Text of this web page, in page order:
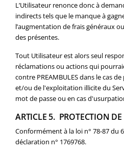
L’Utilisateur renonce donc à
indirects tels que le manque à
l’augmentation de frais généraux
des présentes.
Tout Utilisateur est alors seul
réclamations ou actions qui
contre PREAMBULES dans le cas
et/ou de l'exploitation illicite du
mot de passe ou en cas
ARTICLE 5. PROTECTION
Conformément à la loi n° 78-87 du
déclaration n° 1769768.